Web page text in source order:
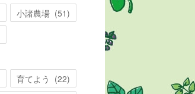
小諸農場 (51)
育てよう (22)